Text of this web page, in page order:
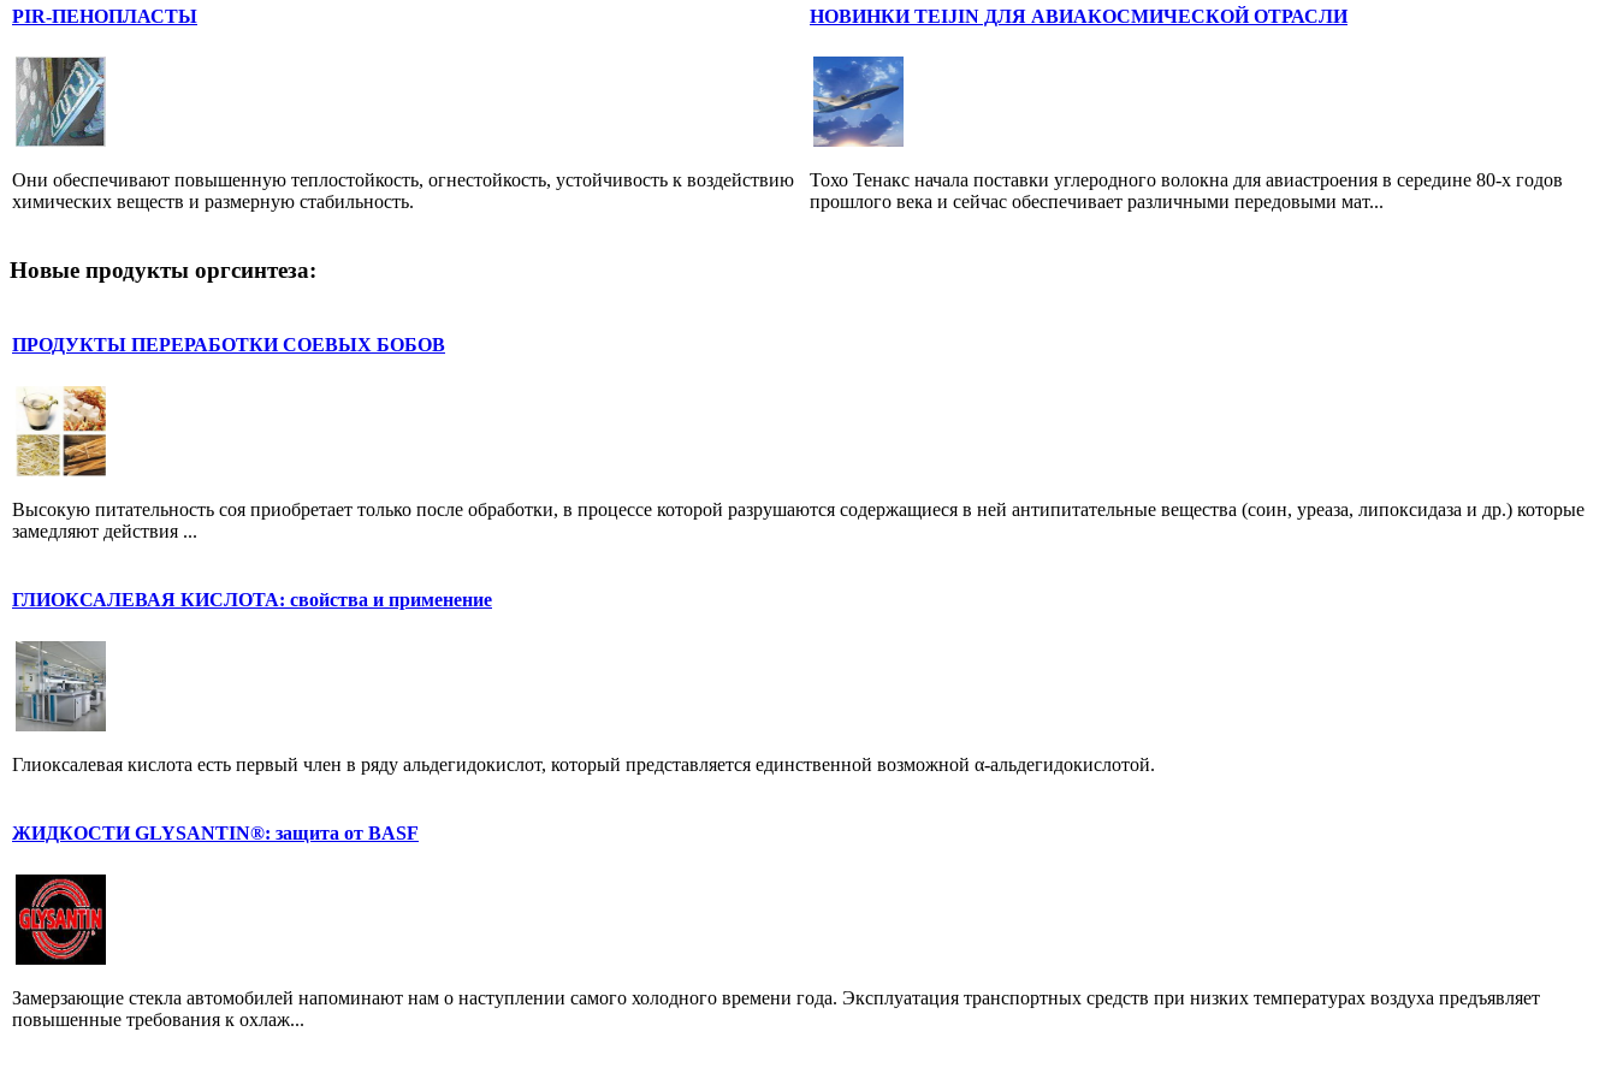
PIR-ПЕНОПЛАСТЫ
Они обеспечивают повышенную теплoстойкость, огнестойкость, устойчивость к воздействию
химических веществ и размерную стабильность.
НОВИНКИ TEIJIN ДЛЯ АВИАКОСМИЧЕСКОЙ ОТРАСЛИ
Тохо Тенакс начала поставки углеродного волокна для авиастроения в середине 80-х годов
прошлого века и сейчас обеспечивает различными передовыми мат...
Новые продукты оргсинтеза:
ПРОДУКТЫ ПЕРЕРАБОТКИ СОЕВЫХ БОБОВ
Высокую питательность соя приобретает только после обработки, в процессе которой разрушаются содержащиеся в ней антипитательные вещества (соин, уреаза, липоксидаза и др.) которые
замедляют действия ...
ГЛИОКСАЛЕВАЯ КИСЛОТА: свойства и применение
Глиоксалевая кислота есть первый член в ряду альдегидокислот, который представляется единственной возможной α-альдегидокислотой.
ЖИДКОСТИ GLYSANTIN®: защита от BASF
Замерзающие стекла автомобилей напоминают нам о наступлении самого холодного времени года. Эксплуатация транспортных средств при низких температурах воздуха предъявляет
повышенные требования к охлаж...